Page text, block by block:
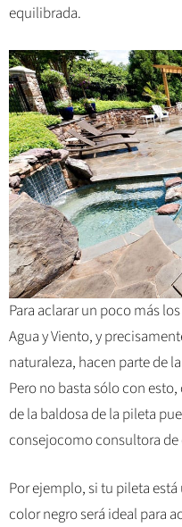
equilibrada.
Para aclarar un poco más
Agua y Viento, y
naturaleza, hacen parte de
Pero no basta sólo con
de la baldosa de la pileta
consejocomo consultora de
Por ejemplo, si tu pileta
color negro será ideal para